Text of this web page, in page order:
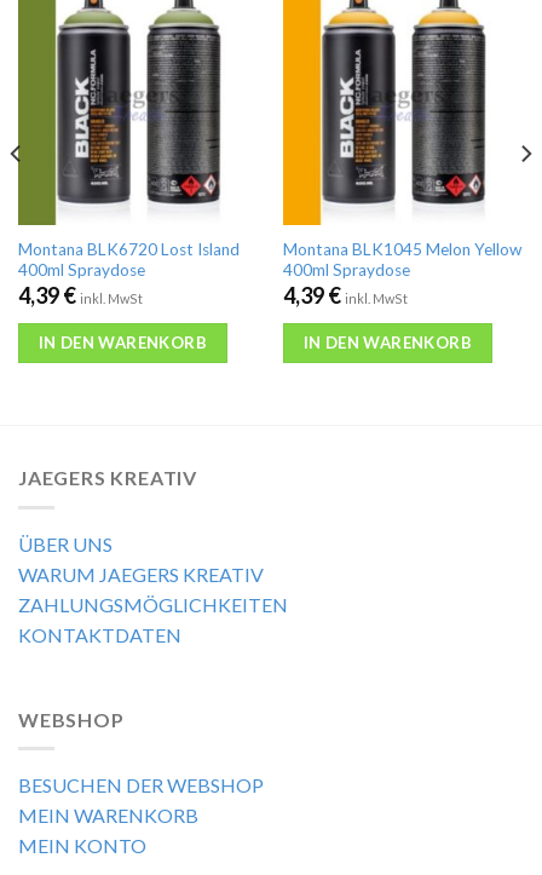
Montana BLK6720 Lost Island
400ml Spraydose
4,39€ inkl. MwSt
IN DEN WARENKORB
Montana BLK1045 Melon Yellow
400ml Spraydose
4,39€ inkl. MwSt
IN DEN WARENKORB
JAEGERS KREATIV
ÜBER UNS
WARUM JAEGERS KREATIV
ZAHLUNGSMÖGLICHKEITEN
KONTAKTDATEN
WEBSHOP
BESUCHEN DER WEBSHOP
MEIN WARENKORB
MEIN KONTO